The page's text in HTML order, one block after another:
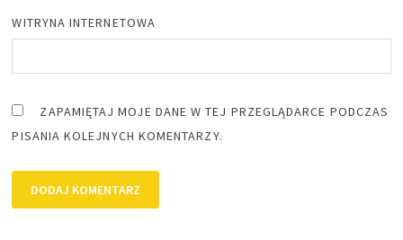
WITRYNA INTERNETOWA
ZAPAMIĘTAJ MOJE DANE W TEJ PRZEGLĄDARCE PODCZAS
PISANIA KOLEJNYCH KOMENTARZY.